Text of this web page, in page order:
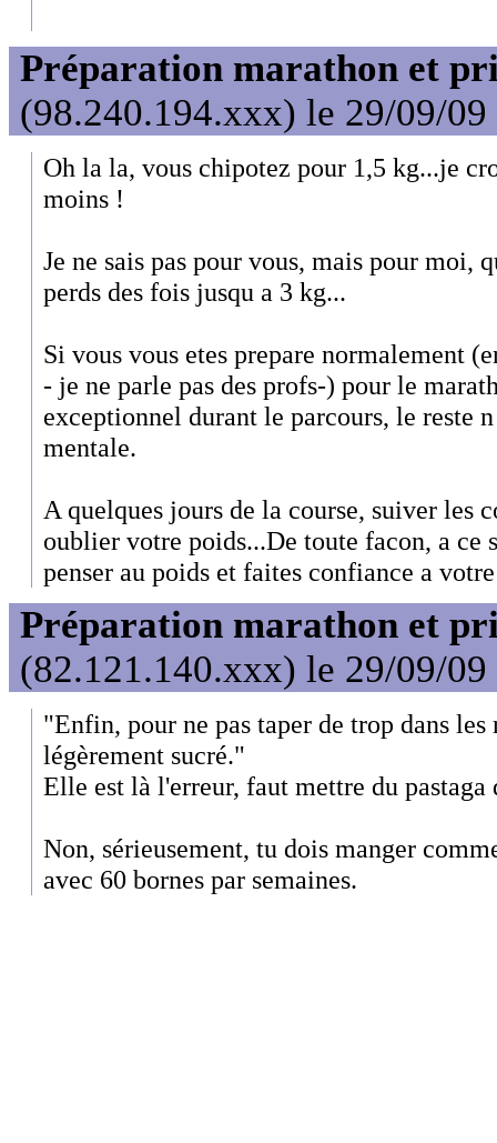
Préparation marathon et
(98.240.194.xxx) le 29/09/09
Oh la la, vous chipotez pour 1,5 kg...je
moins !
Je ne sais pas pour vous, mais pour moi,
perds des fois jusqu a 3 kg...
Si vous vous etes prepare normalement
- je ne parle pas des profs-) pour le
exceptionnel durant le parcours, le reste
mentale.
A quelques jours de la course, suiver les
oublier votre poids...De toute facon, a ce
penser au poids et faites confiance a
Préparation marathon et
(82.121.140.xxx) le 29/09/09
"Enfin, pour ne pas taper de trop dans les
légèrement sucré."
Elle est là l'erreur, faut mettre du pastaga
Non, sérieusement, tu dois manger
avec 60 bornes par semaines.